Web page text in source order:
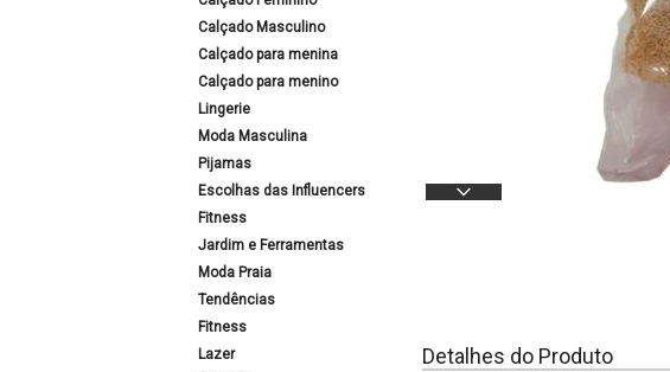
Calçado Masculino
Calçado para menina
Calçado para menino
Lingerie
Moda Masculina
Pijamas
Escolhas das Influencers
Fitness
Jardim e Ferramentas
Moda Praia
Tendências
Fitness
Lazer
Detalhes do Produto